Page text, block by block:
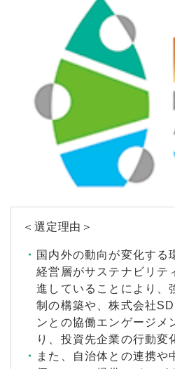
＜選定理由＞
国内外の動向が変化する
経営層がサステナビリテ
進していることにより、
制の構築や、株式会社
ンとの協働エンゲージメ
り、投資先企業の行動変
また、自治体との連携や